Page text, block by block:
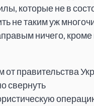
которые не в
не таким уж
ничего, кроме
от правительства
свернуть